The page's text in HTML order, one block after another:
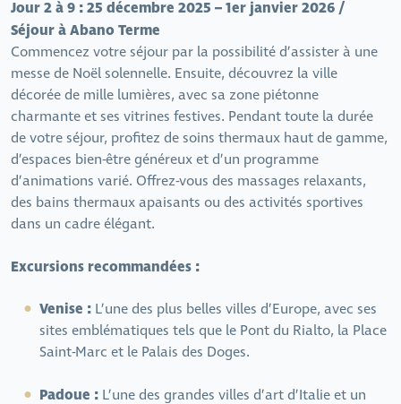
Jour 2 à 9 : 25 décembre 2025 – 1er janvier 2026 /
Séjour à Abano Terme
Commencez votre séjour par la possibilité d’assister à une
messe de Noël solennelle. Ensuite, découvrez la ville
décorée de mille lumières, avec sa zone piétonne
charmante et ses vitrines festives. Pendant toute la durée
de votre séjour, profitez de soins thermaux haut de gamme,
d’espaces bien-être généreux et d’un programme
d’animations varié. Offrez-vous des massages relaxants,
des bains thermaux apaisants ou des activités sportives
dans un cadre élégant.
Excursions recommandées :
Venise : L’une des plus belles villes d’Europe, avec ses
sites emblématiques tels que le Pont du Rialto, la Place
Saint-Marc et le Palais des Doges.
Padoue : L’une des grandes villes d’art d’Italie et un